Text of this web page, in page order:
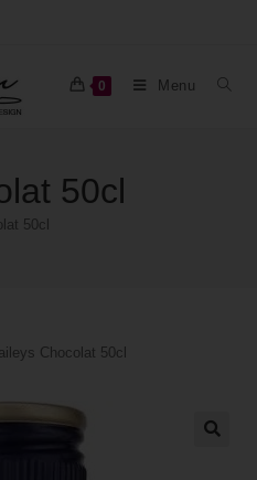
0 Menu
50cl
50cl
Chocolat 50cl